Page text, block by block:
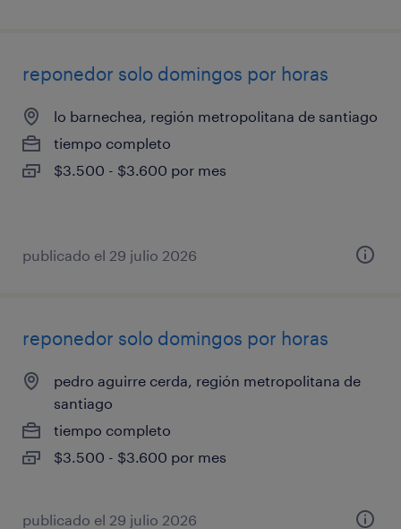
reponedor solo domingos por horas
lo barnechea, región metropolitana de santiago
tiempo completo
$3.500 - $3.600 por mes
publicado el 29 julio 2026
reponedor solo domingos por horas
pedro aguirre cerda, región metropolitana de
santiago
tiempo completo
$3.500 - $3.600 por mes
publicado el 29 julio 2026